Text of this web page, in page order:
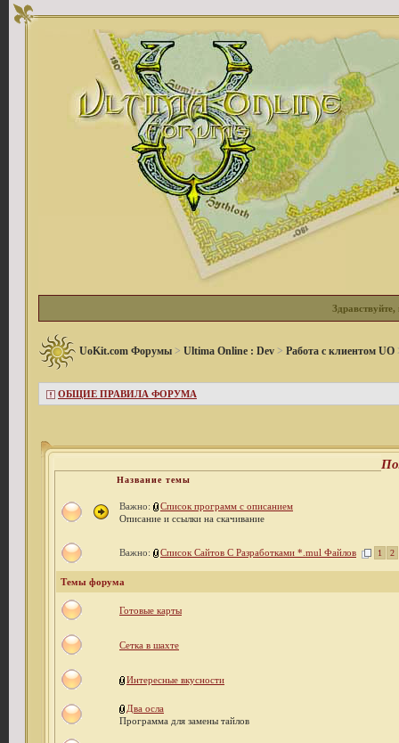
Здравствуйте,
UoKit.com Форумы > Ultima Online : Dev > Работа с клиентом UO
ОБЩИЕ ПРАВИЛА ФОРУМА
Название темы
Важно:
Список программ с описанием
Описание и ссылки на скачивание
Важно: Список Сайтов С Разработками *.mul Файлов 1 2
Темы форума
Готовые карты
Сетка в шахте
Интересные вкусности
Два осла
Программа для замены тайлов